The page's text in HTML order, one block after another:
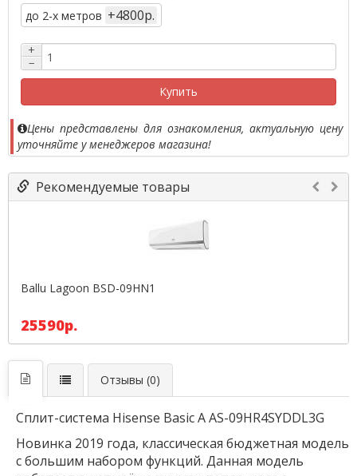
до 2-х метров +4800р.
+
−
Купить
Цены представлены для ознакомления, актуальную цену
уточняйте у менеджеров магазина!
Рекомендуемые товары
Ballu Lagoon BSD-09HN1
25590р.
Отзывы (0)
Сплит-система Hisense Basic A AS-09HR4SYDDL3G
Новинка 2019 года, классическая бюджетная модель
с большим набором функций. Данная модель